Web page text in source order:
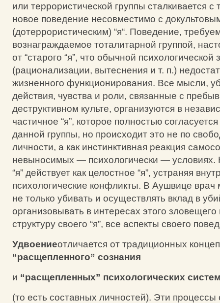
или террористической группы сталкивается с
новое поведение несовместимо с
(дотеррористическим) “я“. Поведение,
вознаграждаемое тоталитарной группой,
от “старого “я”, что обычной
(рационализации, вытеснения и т. п.)
жизненного функционирования. Все мысли,
действия, чувства и роли, связанные с
деструктивном культе, организуются в
частичное “я”, которое полностью
данной группы, но происходит это не по
личности, а как инстинктивная реакция
невыносимых — психологически — условиях.
“я” действует как целостное “я”, устраняя
психологические конфликты. В Аушвице врач
не только убивать и осуществлять вклад в
организовывать в интересах этого
структуру своего “я”, все аспекты своего
Удвоениеотличается от традиционных
“расщепленного” сознания
и “расщепленных” психологических
(то есть составных личностей). Эти процессы